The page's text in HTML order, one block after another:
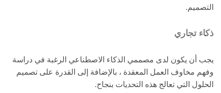
التصميم.
ذكاء تجاري
يجب أن يكون لدى مصممي الذكاء الاصطناعي الرغبة في دراسة
وفهم مخاوف العمل المعقدة ، بالإضافة إلى القدرة على تصميم
الحلول التي تعالج هذه التحديات بنجاح.